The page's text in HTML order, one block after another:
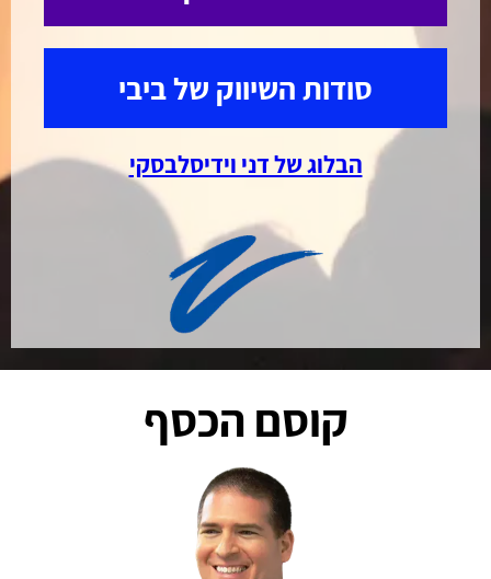
סודות השיווק של ביבי
הבלוג של דני וידיסלבסקי
קוסם הכסף